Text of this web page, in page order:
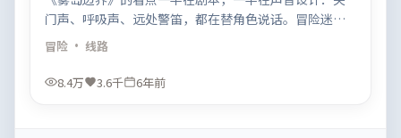
门声、呼吸声、远处警笛，都在替角色说话。冒险迷可
以留意音轨层次。
冒险 · 线路
8.4万 3.6千 6年前